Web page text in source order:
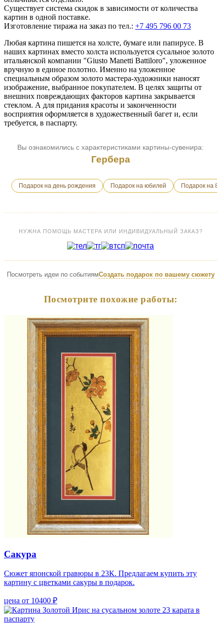
Существует система скидок в зависимости от количества
картин в одной поставке.
Изготовление тиража на заказ по тел.: +7 495 796 00 73
Любая картина пишется на холсте, бумаге или папирусе. В
наших картинах вместо холста используется сусальное золото
итальянской компании "Giusto Manetti Battiloro", уложенное
вручную в единое полотно. Именно на уложенное
специальным образом золото мастера-художники наносят
изображение, выбранное покупателем. В целях защиты от
внешних повреждающих факторов картина закрывается
стеклом. А для придания красоты и законченности
восприятия оформляется в художественный багет и, если
требуется, в паспарту.
Вы ознакомились с характеристиками картины-сувенира:
Гербера
Подарок на день рождения Подарок на юбилей Подарок на 8
НУЖНА ПОМОЩЬ МАСТЕРА ИЛИ ИНДИВИДУАЛЬНЫЙ ЗАКАЗ?
Посмотреть идеи по событиямСоздать подарок по вашему сюжету
Посмотрите похожие работы:
Сакура
Сюжет японской гравюры в 23К. Предлагаем купить эту
картину с цветками сакуры в подарок.
цена от 10400 ₽